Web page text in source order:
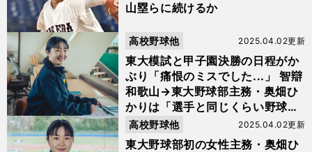
山塁らに続けるか
東大模試と甲子園決勝の日程がか
ぶり「痛恨のミスでした...」 智辯
和歌山→東大野球部主務・奥畑ひ
かりは「選手と同じくらい野球一
色」
2025.04.02更新
高校野球他
東大野球部初の女性主務・奥畑ひ
2025.04.02更新
高校野球他